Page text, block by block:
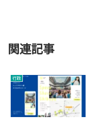
関連記事
行政